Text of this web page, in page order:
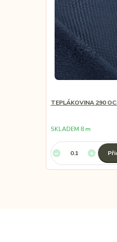
TEPLÁKOVINA 290
SKLADEM 8 m